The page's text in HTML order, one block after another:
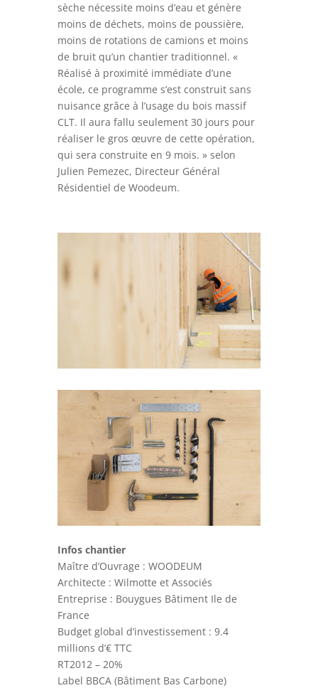
sèche nécessite moins d’eau et génère
moins de déchets, moins de poussière,
moins de rotations de camions et moins
de bruit qu’un chantier traditionnel. «
Réalisé à proximité immédiate d’une
école, ce programme s’est construit sans
nuisance grâce à l’usage du bois massif
CLT. Il aura fallu seulement 30 jours pour
réaliser le gros œuvre de cette opération,
qui sera construite en 9 mois. » selon
Julien Pemezec, Directeur Général
Résidentiel de Woodeum.
Infos chantier
Maître d’Ouvrage : WOODEUM
Architecte : Wilmotte et Associés
Entreprise : Bouygues Bâtiment Ile de
France
Budget global d’investissement : 9.4
millions d’€ TTC
RT2012 – 20%
Label BBCA (Bâtiment Bas Carbone)